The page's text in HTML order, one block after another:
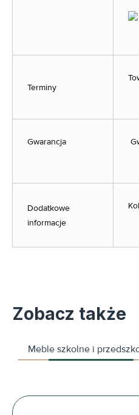
Terminy
Gwarancja
Dodatkowe
informacje
Zobacz także
Meble szkolne i